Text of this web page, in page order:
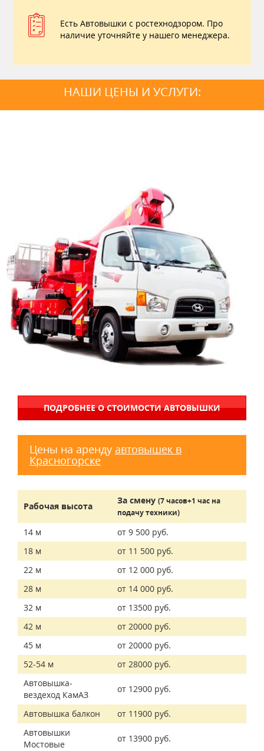
Есть Автовышки с ростехнодзором. Про
наличие уточняйте у нашего менеджера.
НАШИ ЦЕНЫ И УСЛУГИ:
ПОДРОБНЕЕ О СТОИМОСТИ АВТОВЫШКИ
Цены на аренду автовышек в
Красногорске
Рабочая высота
За смену (7 часов+1 час на
подачу техники)
14 м
от 9 500 руб.
18 м
от 11 500 руб.
22 м
от 12 000 руб.
28 м
от 14 000 руб.
32 м
от 13500 руб.
42 м
от 20000 руб.
45 м
от 20000 руб.
52-54 м
от 28000 руб.
Автовышка-
вездеход КамАЗ
от 12900 руб.
Автовышка балкон
от 11900 руб.
Автовышки
Мостовые
от 13900 руб.